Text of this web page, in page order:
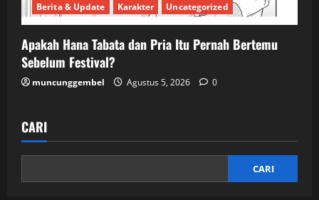
Berita & Update Karakter Uncategorized
Apakah Hana Tabata dan Pria Itu Pernah Bertemu
Sebelum Festival?
muncunggembel Agustus 5, 2026 0
CARI
CARI